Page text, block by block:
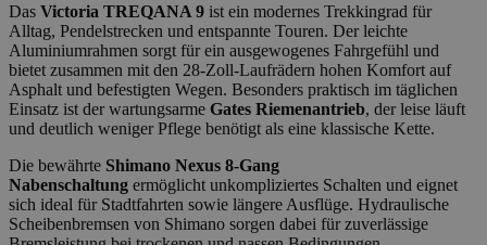
Das Victoria TREQANA 9 ist ein modernes Trekkingrad für
Alltag, Pendelstrecken und entspannte Touren. Der leichte
Aluminiumrahmen sorgt für ein ausgewogenes Fahrgefühl und
bietet zusammen mit den 28-Zoll-Laufrädern hohen Komfort auf
Asphalt und befestigten Wegen. Besonders praktisch im täglichen
Einsatz ist der wartungsarme Gates Riemenantrieb, der leise läuft
und deutlich weniger Pflege benötigt als eine klassische Kette.
Die bewährte Shimano Nexus 8-Gang
Nabenschaltung ermöglicht unkompliziertes Schalten und eignet
sich ideal für Stadtfahrten sowie längere Ausflüge. Hydraulische
Scheibenbremsen von Shimano sorgen dabei für zuverlässige